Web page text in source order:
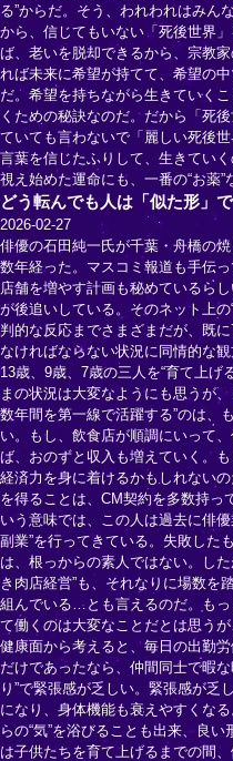
る”からだ。そう、われわれはみん
から、信じてもいない「死後世界
ば、老いを脱却できるから、宗教
れば未来に希望が持てて、希望の
だ。希望を持ちながら生きていく
くための秘訣なのだ。だから「死
ていても言わないで「麗しい死後
言葉を信じたふりして、生きてい
視え始めた運命にも、一番の“お薬”
どう転んでも人は「似た形」
2026-02-27
俳優の石田純一氏が千葉・舟橋の
数年経った。マスコミ報道も手伝
店舗を増やす計画も秘めているら
が後追いしている。そのネット上
判的な反応までさまざまだが、既
なければならない状況に同情的な
13歳、9歳、7歳の三人を“育て上げ
まの状況は大変なようにも思うが
数年間を第一線で活躍する”のは、
い。もし、飲食店が順調にいって
ば、おのずと収入も増えていく。
経済力を身に着けるかもしれない
を得ることは、CM契約を多数持っ
いう意味では、この人は過去に俳
副業”を行ってきている。失敗した
は、根っからの素人ではない。し
き肉店経営”も、それなりに場数を
組んでいる…とも言えるのだ。も
て働くのは大変なことだとは思う
健康面から考えると、毎日の出勤
だけであったなら、仲間同士で暇
り”で緊張感が乏しい。緊張感が乏
になり、身体機能も衰えやすくな
らの“気”を浴びることも出来、良
は子供たちを育て上げるまでの間